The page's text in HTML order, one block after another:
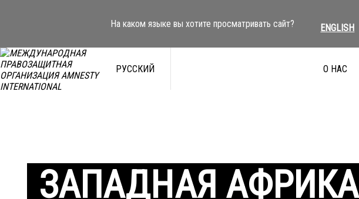
На каком языке вы хотите просматривать сайт? ENGLISH
РУССКИЙ О НАС
ЗАПАДНАЯ АФРИКА